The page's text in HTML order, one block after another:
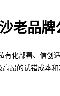
老品
化部署、信创
昂的试错成本